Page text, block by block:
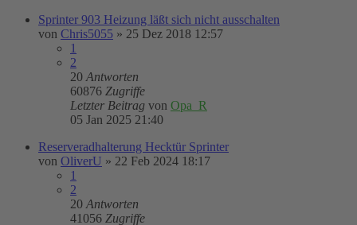
Sprinter 903 Heizung läßt sich nicht ausschalten
von Chris5055 » 25 Dez 2018 12:57
1
2
20 Antworten
60876 Zugriffe
Letzter Beitrag von Opa_R
05 Jan 2025 21:40
Reserveradhalterung Hecktür Sprinter
von OliverU » 22 Feb 2024 18:17
1
2
20 Antworten
41056 Zugriffe